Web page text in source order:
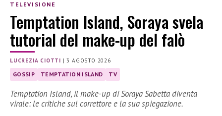
TELEVISIONE
Temptation Island, Soraya svela
tutorial del make-up del falò
LUCREZIA CIOTTI |3 AGOSTO 2026
GOSSIP TEMPTATION ISLAND TV
Temptation Island, il make-up di Soraya Sabetta diventa
virale: le critiche sul correttore e la sua spiegazione.